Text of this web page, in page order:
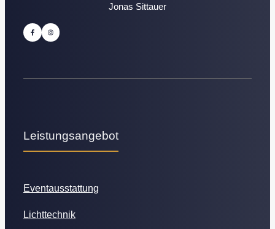
Jonas Sittauer
Leistungsangebot
Eventausstattung
Lichttechnik